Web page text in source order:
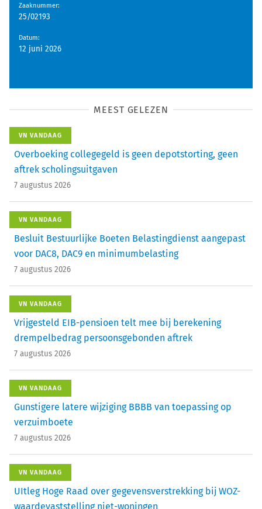
Zaaknummer:
25/02193
Datum:
12 juni 2026
MEEST GELEZEN
VN VANDAAG
Overboeking collegegeld is geen depotstorting, geen
aftrek scholingsuitgaven
7 augustus 2026
VN VANDAAG
Besluit Bestuurlijke Boeten Belastingdienst aangepast
voor DAC8, DAC9 en minimumbelasting
7 augustus 2026
VN VANDAAG
Vrijgesteld EIB-pensioen telt mee bij berekening
drempelbedrag persoonsgebonden aftrek
7 augustus 2026
VN VANDAAG
Gunstigere latere wijziging BBBB van toepassing op
verzuimboete
7 augustus 2026
VN VANDAAG
UItleg Hoge Raad over gegevensverstrekking bij WOZ-
waardevaststelling niet-woningen